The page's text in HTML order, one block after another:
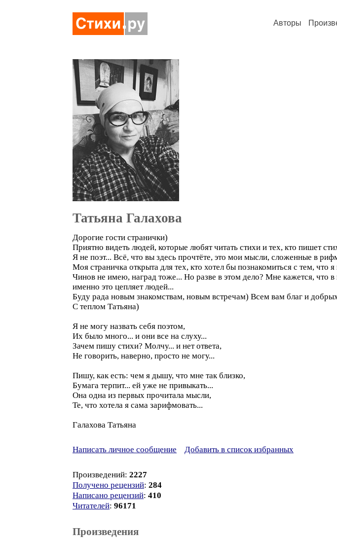
Авторы
Татьяна Галахова
Дорогие гости странички)
Приятно видеть людей, которые любят читать стихи и тех, кто пишет
Я не поэт... Всё, что вы здесь прочтёте, это мои мысли, сложенные в
Моя страничка открыта для тех, кто хотел бы познакомиться с тем, что
Чинов не имею, наград тоже... Но разве в этом дело? Мне кажется, что
именно это цепляет людей...
Буду рада новым знакомствам, новым встречам) Всем вам благ и
С теплом Татьяна)
Я не могу назвать себя поэтом,
Их было много... и они все на слуху...
Зачем пишу стихи? Молчу... и нет ответа,
Не говорить, наверно, просто не могу...
Пишу, как есть: чем я дышу, что мне так близко,
Бумага терпит... ей уже не привыкать...
Она одна из первых прочитала мысли,
Те, что хотела я сама зарифмовать...
Галахова Татьяна
Написать личное сообщение Добавить в список избранных
Произведений: 2227
Получено рецензий: 284
Написано рецензий: 410
Читателей: 96171
Произведения